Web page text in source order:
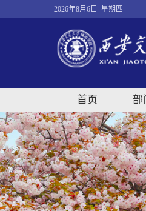
2026年8月6日 星期四
首页 部